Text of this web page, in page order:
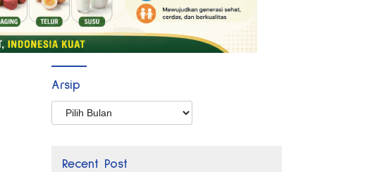
Arsip
Arsip
Recent Post